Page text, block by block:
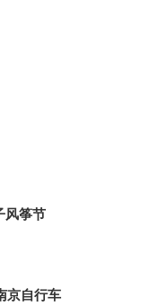
风筝节
京自行车